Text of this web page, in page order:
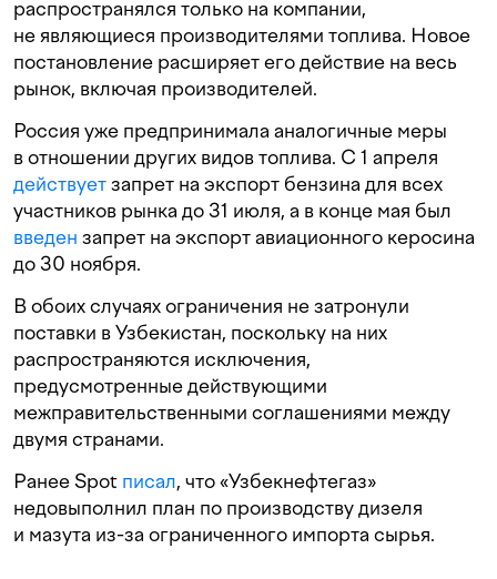
распространялся только на компании,
не являющиеся производителями топлива. Новое
постановление расширяет его действие на весь
рынок, включая производителей.
Россия уже предпринимала аналогичные меры
в отношении других видов топлива. С 1 апреля
действуетзапрет на экспорт бензина для всех
участников рынка до 31 июля, а в конце мая был
введен запрет на экспорт авиационного керосина
до 30 ноября.
В обоих случаях ограничения не затронули
поставки в Узбекистан, поскольку на них
распространяются исключения,
предусмотренные действующими
межправительственными соглашениями между
двумя странами.
Ранее Spot писал, что «Узбекнефтегаз»
недовыполнил план по производству дизеля
и мазута из-за ограниченного импорта сырья.